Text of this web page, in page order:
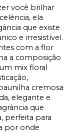
você brilhar
ela
que existe
e irresistível.
com a flor
a composição
mix floral
cremosa
elegante e
que
perfeita para
por onde